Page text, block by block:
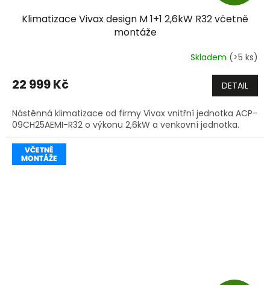
A
R
M
A
Klimatizace Vivax design M 1+1 2,6kW R32 včetně
montáže
Skladem (>5 ks)
22 999 Kč DETAIL
Nástěnná klimatizace od firmy Vivax vnitřní jednotka ACP-
09CH25AEMI-R32 o výkonu 2,6kW a venkovní jednotka.